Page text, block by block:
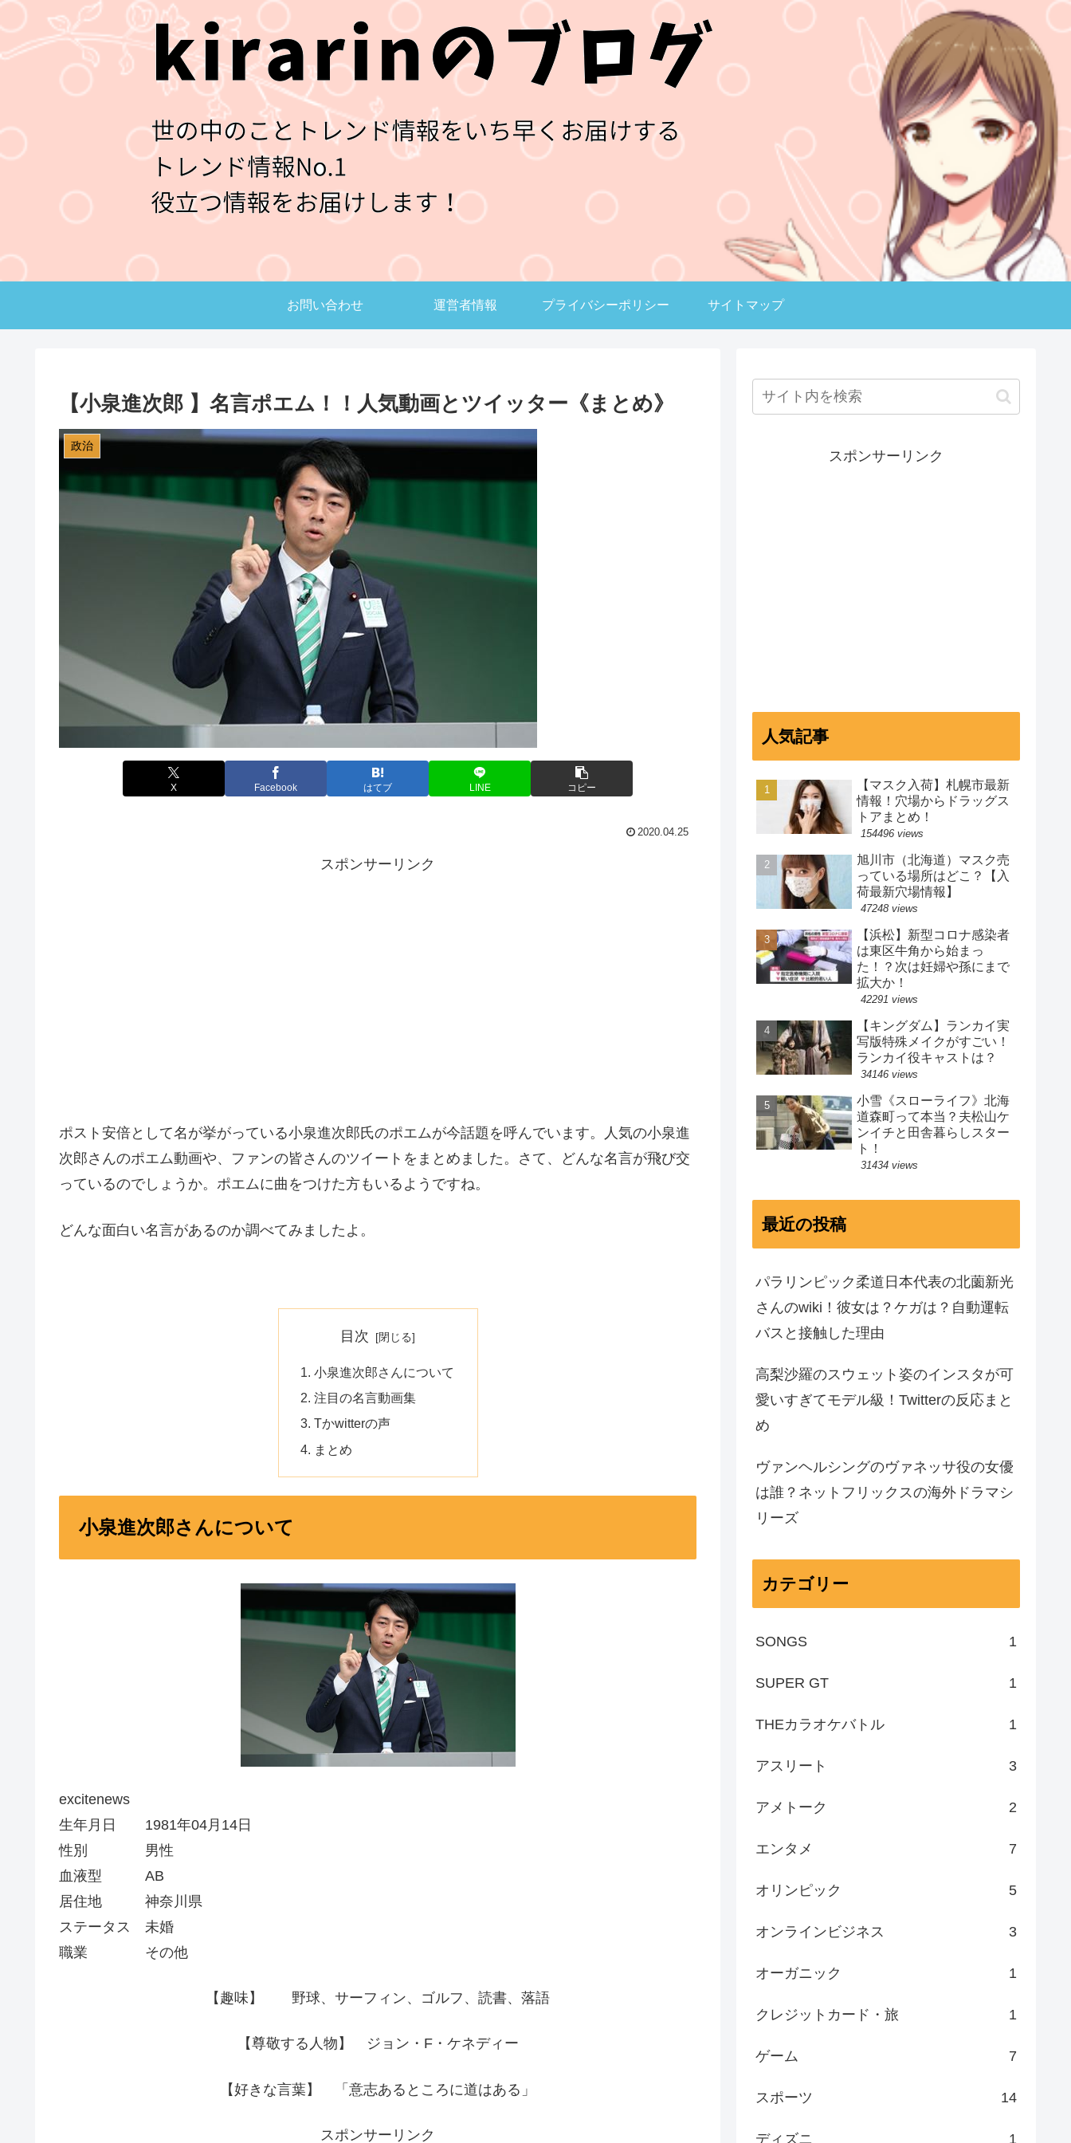
お問い合わせ 運営者情報 プライバシーポリシー サイトマップ
【小泉進次郎 】名言ポエム！！人気動画とツイッター《まとめ》
政治
X Facebook はてブ LINE コピー
2020.04.25
スポンサーリンク
ポスト安倍として名が挙がっている小泉進次郎氏のポエムが今話題を呼んでいます。人気の小泉進
次郎さんのポエム動画や、ファンの皆さんのツイートをまとめました。さて、どんな名言が飛び交
っているのでしょうか。ポエムに曲をつけた方もいるようですね。
どんな面白い名言があるのか調べてみましたよ。
目次
小泉進次郎さんについて
注目の名言動画集
Tかwitterの声
まとめ
小泉進次郎さんについて
excitenews
生年月日 1981年04月14日
性別 男性
血液型 AB
居住地 神奈川県
ステータス 未婚
職業 その他
【趣味】 野球、サーフィン、ゴルフ、読書、落語
【尊敬する人物】 ジョン・F・ケネディー
【好きな言葉】 「意志あるところに道はある」
スポンサーリンク
スポンサーリンク
人気記事
【マスク入荷】札幌市最新
情報！穴場からドラッグス
トアまとめ！
154496 views
旭川市（北海道）マスク売
っている場所はどこ？【入
荷最新穴場情報】
47248 views
【浜松】新型コロナ感染者
は東区牛角から始まっ
た！？次は妊婦や孫にまで
拡大か！
42291 views
【キングダム】ランカイ実
写版特殊メイクがすごい！
ランカイ役キャストは？
34146 views
小雪《スローライフ》北海
道森町って本当？夫松山ケ
ンイチと田舎暮らしスター
ト！
31434 views
最近の投稿
パラリンピック柔道日本代表の北薗新光
さんのwiki！彼女は？ケガは？自動運転
バスと接触した理由
高梨沙羅のスウェット姿のインスタが可
愛いすぎてモデル級！Twitterの反応まと
め
ヴァンヘルシングのヴァネッサ役の女優
は誰？ネットフリックスの海外ドラマシ
リーズ
カテゴリー
SONGS 1
SUPER GT 1
THEカラオケバトル 1
アスリート 3
アメトーク 2
エンタメ 7
オリンピック 5
オンラインビジネス 3
オーガニック 1
クレジットカード・旅 1
ゲーム 7
スポーツ 14
ディズニ 1